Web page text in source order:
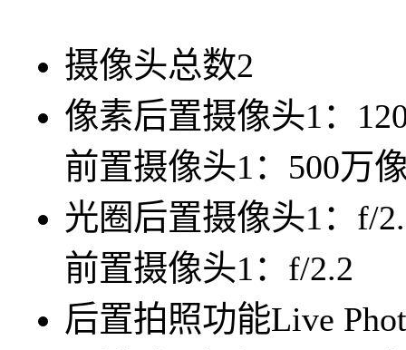
摄像头总数2
像素后置摄像头1：
前置摄像头1：500万
光圈 后置摄像头1：f/
前置摄像头1：f/2.2
后置拍照功能Live